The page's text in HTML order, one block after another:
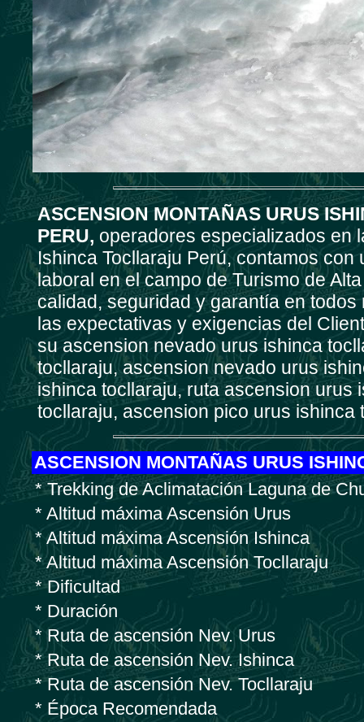
ASCENSION MONTAÑAS URUS
PERU, operadores especializados en
Ishinca Tocllaraju Perú, contamos
laboral en el campo de Turismo de
calidad, seguridad y garantía en
las expectativas y exigencias del
su ascension nevado urus ishinca
tocllaraju, ascension nevado urus
ishinca tocllaraju, ruta ascension
tocllaraju, ascension pico urus ishinca
ASCENSION MONTAÑAS URUS
* Trekking de Aclimatación Laguna de
* Altitud máxima Ascensión Urus
* Altitud máxima Ascensión Ishinca
* Altitud máxima Ascensión Tocllaraju
* Dificultad
* Duración
* Ruta de ascensión Nev. Urus
* Ruta de ascensión Nev. Ishinca
* Ruta de ascensión Nev. Tocllaraju
* Época Recomendada